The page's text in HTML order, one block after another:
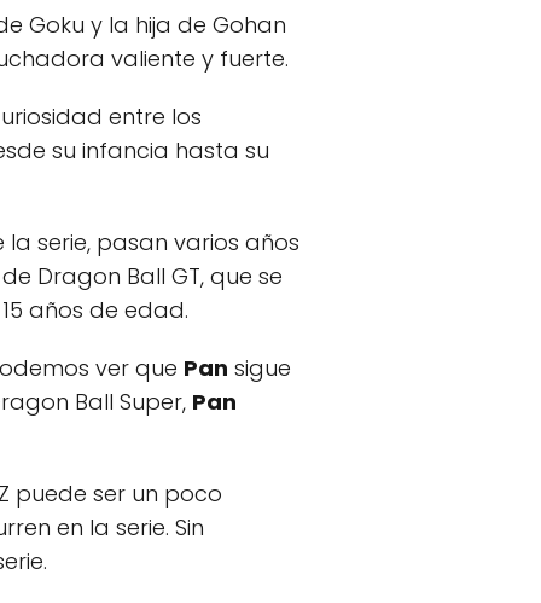
Goku y la hija de Gohan
valiente y fuerte.
entre los
su infancia hasta su
serie, pasan varios años
Dragon Ball GT, que se
años de edad.
ver que Pan sigue
Ball Super, Pan
puede ser un poco
en la serie. Sin